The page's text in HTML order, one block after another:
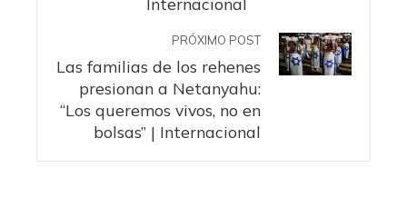
PRÓXIMO POST
Las familias de los rehenes
presionan a Netanyahu:
“Los queremos vivos, no en
bolsas” | Internacional